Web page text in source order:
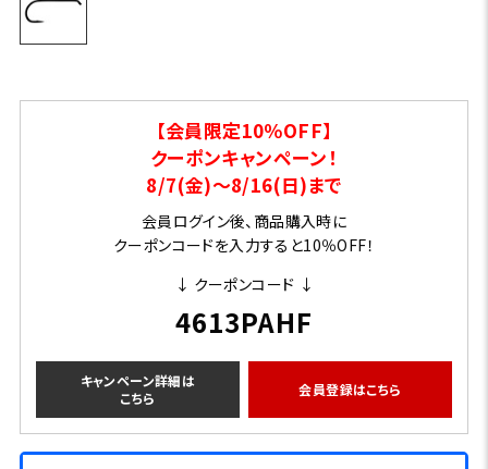
【会員限定10％OFF】
クーポンキャンペーン！
8/7(金)～8/16(日)まで
会員ログイン後、商品購入時に
クーポンコードを入力すると10％OFF！
↓ クーポンコード ↓
4613PAHF
キャンペーン詳細は
こちら
会員登録はこちら